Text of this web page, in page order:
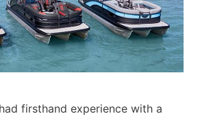
firsthand experience with a